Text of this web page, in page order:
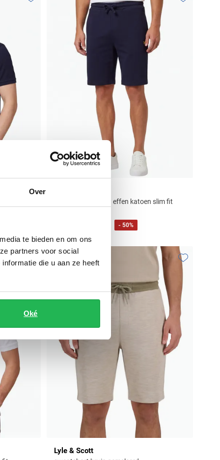
Over
te bieden en om ons
partners voor social
die u aan ze heeft
Oké
Toevoegen aan favorieten
short donkerblauw effen katoen slim fit
- 50%
Lyle & Scott
Toevoegen